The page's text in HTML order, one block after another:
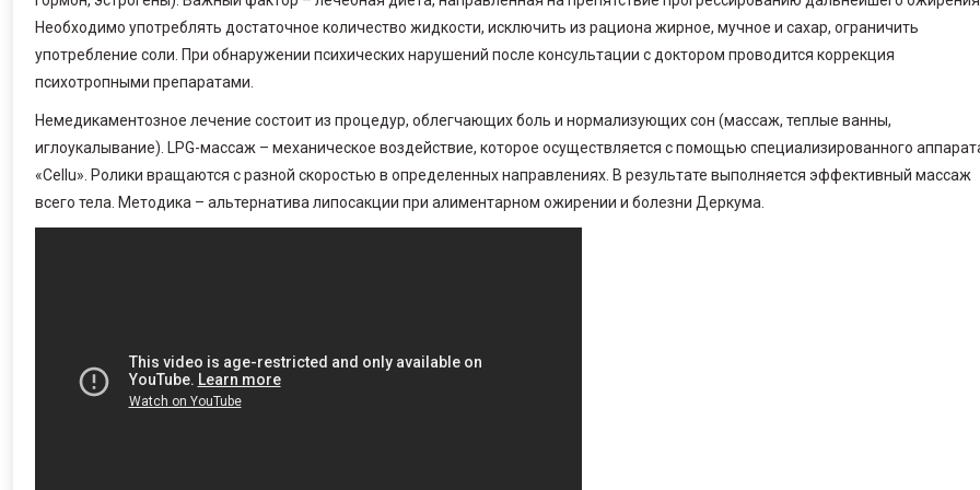
Необходимо употреблять достаточное количество жидкости, исключить из рациона жирное, мучное и сахар, ограничить
употребление соли. При обнаружении психических нарушений после консультации с доктором проводится коррекция
психотропными препаратами.
Немедикаментозное лечение состоит из процедур, облегчающих боль и нормализующих сон (массаж, теплые ванны,
иглоукалывание). LPG-массаж – механическое воздействие, которое осуществляется с помощью специализированного
«Cellu». Ролики вращаются с разной скоростью в определенных направлениях. В результате выполняется эффективный массаж
всего тела. Методика – альтернатива липосакции при алиментарном ожирении и болезни Деркума.